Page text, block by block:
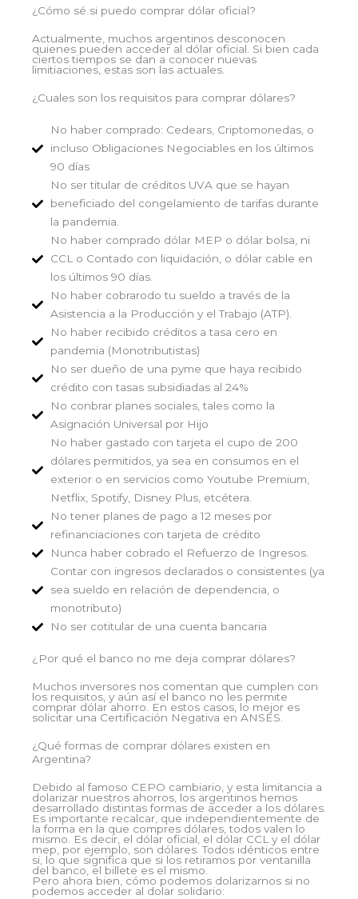
¿Cómo sé si puedo comprar dólar oficial?
Actualmente, muchos argentinos desconocen
quienes pueden acceder al dólar oficial. Si bien cada
ciertos tiempos se dan a conocer nuevas
limitiaciones, estas son las actuales.
¿Cuales son los requisitos para comprar dólares?
No haber comprado: Cedears, Criptomonedas, o
incluso Obligaciones Negociables en los últimos
90 días
No ser titular de créditos UVA que se hayan
beneficiado del congelamiento de tarifas durante
la pandemia.
No haber comprado dólar MEP o dólar bolsa, ni
CCL o Contado con liquidación, o dólar cable en
los últimos 90 días.
No haber cobrarodo tu sueldo a través de la
Asistencia a la Producción y el Trabajo (ATP).
No haber recibido créditos a tasa cero en
pandemia (Monotributistas)
No ser dueño de una pyme que haya recibido
crédito con tasas subsidiadas al 24%
No conbrar planes sociales, tales como la
Asignación Universal por Hijo
No haber gastado con tarjeta el cupo de 200
dólares permitidos, ya sea en consumos en el
exterior o en servicios como Youtube Premium,
Netflix, Spotify, Disney Plus, etcétera.
No tener planes de pago a 12 meses por
refinanciaciones con tarjeta de crédito
Nunca haber cobrado el Refuerzo de Ingresos.
Contar con ingresos declarados o consistentes (ya
sea sueldo en relación de dependencia, o
monotributo)
No ser cotitular de una cuenta bancaria
¿Por qué el banco no me deja comprar dólares?
Muchos inversores nos comentan que cumplen con
los requisitos, y aún así el banco no les permite
comprar dólar ahorro. En estos casos, lo mejor es
solicitar una Certificación Negativa en ANSES.
¿Qué formas de comprar dólares existen en
Argentina?​
Debido al famoso CEPO cambiario, y esta limitancia a
dolarizar nuestros ahorros, los argentinos hemos
desarrollado distintas formas de acceder a los dólares.
Es importante recalcar, que independientemente de
la forma en la que compres dólares, todos valen lo
mismo. Es decir, el dólar oficial, el dólar CCL y el dólar
mep, por ejemplo, son dólares. Todos idénticos entre
si, lo que significa que si los retiramos por ventanilla
del banco, el billete es el mismo.
Pero ahora bien, cómo podemos dolarizarnos si no
podemos acceder al dolar solidario: